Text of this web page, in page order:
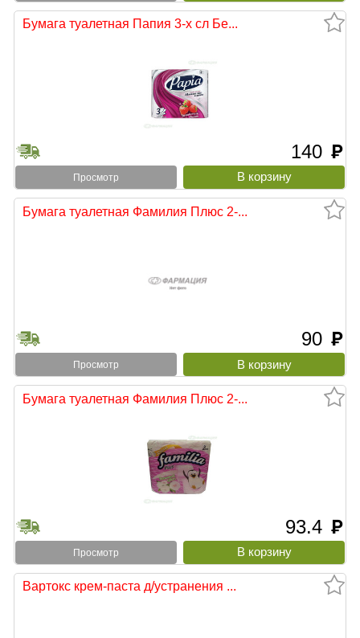
Бумага туалетная Папия 3-х сл Бе...
140 руб
Просмотр
Бумага туалетная Фамилия Плюс 2-...
90 руб
Просмотр
Бумага туалетная Фамилия Плюс 2-...
93.4 руб
Просмотр
Вартокс крем-паста д/устранения ...